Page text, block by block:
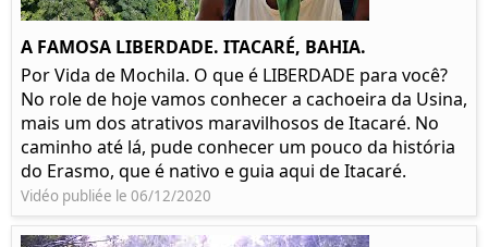
A FAMOSA LIBERDADE. ITACARÉ, BAHIA.
Por Vida de Mochila. O que é LIBERDADE para você?
No role de hoje vamos conhecer a cachoeira da Usina,
mais um dos atrativos maravilhosos de Itacaré. No
caminho até lá, pude conhecer um pouco da história
do Erasmo, que é nativo e guia aqui de Itacaré.
Vidéo publiée le 06/12/2020